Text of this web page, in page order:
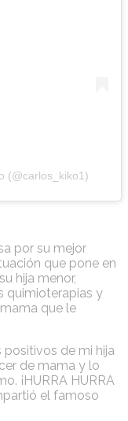
(@carlos_kiko1)
por su mejor
que pone en
hija menor,
quimioterapias y
que le
positivos de mi hija
de mama y lo
¡HURRA HURRA
el famoso